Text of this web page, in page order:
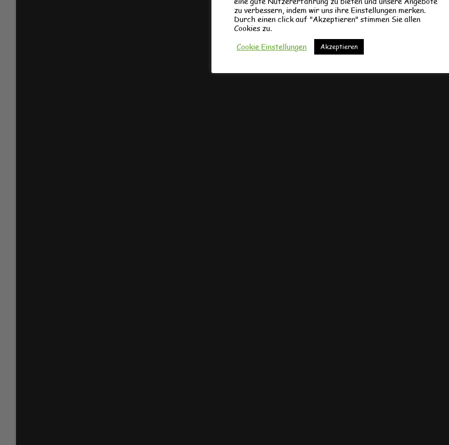
zu verbessern, indem wir uns ihre Einstellungen merken.
Durch einen click auf "Akzeptieren" stimmen Sie allen
Cookies zu.
Cookie Einstellungen
Akzeptieren